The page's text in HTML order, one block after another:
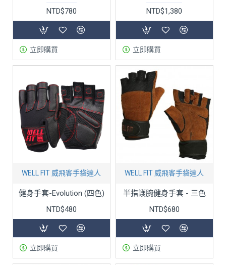
NTD$780
立即購買
NTD$1,380
立即購買
WELL FIT 威飛客手袋達人
健身手套-Evolution (四色)
NTD$480
立即購買
WELL FIT 威飛客手袋達人
半指護腕健身手套 - 三色
NTD$680
立即購買